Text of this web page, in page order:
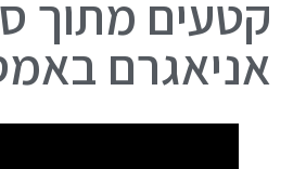
קטעים מתוך
אניאגרם